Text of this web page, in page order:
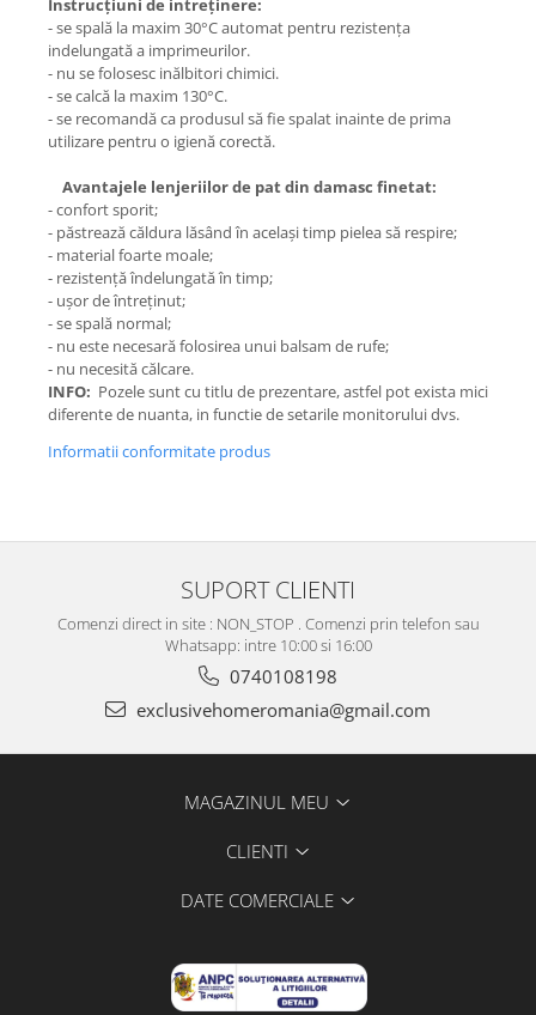
Instrucțiuni de intreținere:
- se spală la maxim 30°C automat pentru rezistența
indelungată a imprimeurilor.
- nu se folosesc inălbitori chimici.
- se calcă la maxim 130°C.
- se recomandă ca produsul să fie spalat inainte de prima
utilizare pentru o igienă corectă.
Avantajele lenjeriilor de pat din damasc finetat:
- confort sporit;
- păstrează căldura lăsând în același timp pielea să respire;
- material foarte moale;
- rezistență îndelungată în timp;
- ușor de întreținut;
- se spală normal;
- nu este necesară folosirea unui balsam de rufe;
- nu necesită călcare.
INFO: Pozele sunt cu titlu de prezentare, astfel pot exista mici
diferente de nuanta, in functie de setarile monitorului dvs.
Informatii conformitate produs
SUPORT CLIENTI
Comenzi direct in site : NON_STOP . Comenzi prin telefon sau
Whatsapp: intre 10:00 si 16:00
0740108198
exclusivehomeromania@gmail.com
MAGAZINUL MEU
CLIENTI
DATE COMERCIALE